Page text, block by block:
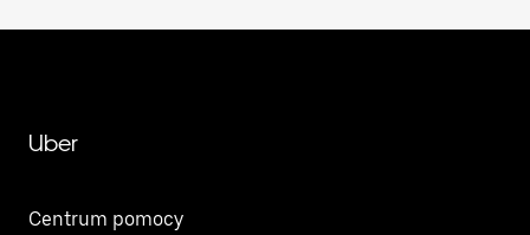
Uber
Centrum pomocy